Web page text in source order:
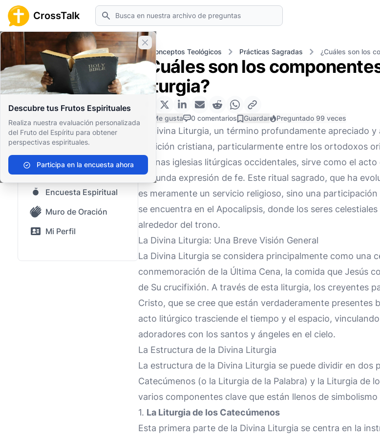
CrossTalk Buscar
Cerrar banner
Descubre tus Frutos Espirituales
Realiza nuestra evaluación personalizada
del Fruto del Espíritu para obtener
perspectivas espirituales.
Participa en la encuesta ahora
Inicio Archivo de Preguntas Conceptos Teológicos Prácticas Sagradas ¿Cuáles son los
Inicio
Archivo de Preguntas
Nuestro blog
Contenido guardado
Preguntas Populares
Biblia Sagrada
Encuesta Espiritual
Muro de Oración
Mi Perfil
¿Cuáles son los
Liturgia?
0 Me gusta 0 comentarios Guardar Preguntado 99 veces
La Divina Liturgia, un término profundamente apreciado
tradición cristiana, particularmente entre los ortodoxos
algunas iglesias litúrgicas occidentales, sirve como el
profunda expresión de fe. Este ritual sagrado, que ha
es meramente un servicio religioso, sino una
se encuentra en el Apocalipsis, donde los seres
alrededor del trono.
La Divina Liturgia: Una Breve Visión General
La Divina Liturgia se considera principalmente como una
conmemoración de la Última Cena, la comida que Jesús
de Su crucifixión. A través de esta liturgia, los creyentes
Cristo, que se cree que están verdaderamente presentes
acto litúrgico trasciende el tiempo y el espacio,
adoradores con los santos y ángeles en el cielo.
La Estructura de la Divina Liturgia
La estructura de la Divina Liturgia se puede dividir en dos
Catecúmenos (o la Liturgia de la Palabra) y la Liturgia de
varios componentes clave que están llenos de
1. La Liturgia de los Catecúmenos
Esta primera parte de la Divina Liturgia se centra en la